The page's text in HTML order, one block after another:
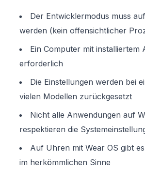
Der Entwicklermodus muss
werden (kein offensichtlicher
Ein Computer mit installiertem
erforderlich
Die Einstellungen werden bei
vielen Modellen zurückgesetzt
Nicht alle Anwendungen auf
respektieren die
Auf Uhren mit Wear OS gibt
im herkömmlichen Sinne